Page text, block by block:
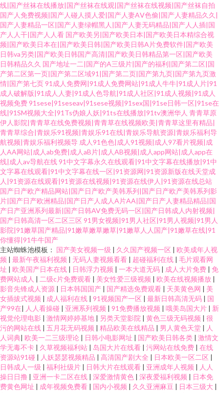
线|国产丝袜在线播放|国产丝袜在线观|国产丝袜在线视频|国产丝袜自拍
国产人免费视频|国产人碰人摸人爱|国产人妻AⅤ色偷|国产人妻精品久久|
国产人妻精品一区|国产人妻绿帽黑人|国产人妻无码精品|国产人人插|国
产人人干|国产人人看 国产欧美另|国产欧美日本|国产欧美日本精综合视
频|国产欧美日本在|国产欧美日韩|国产欧美日韩A片免费软件|国产欧美
日韩va另类|国产欧美日韩国产高清|国产欧美日韩精品第一区|国产欧美
日韩精品久久 国产地址一二|国产的A三级片|国产的福利|国产第二区|国
产第二区第一页|国产第二区域91|国产第二页|国产第九页|国产第九页激
情|国产第七页91成人免费网|91成人免费网站|91成人牛牛|91成人片|91
成人破解版|91成人人妻|91成人色导航|91成人社区|91成人视频|91成人
视频免费91sese|91seseav|91sese视频|91sex国|91se日韩一区|91se在
线|91SM视频大全|91Ts伪娘人妖|91ts在线播放|91tv澳洲华人 青青草原
伊人影院|青青草在线免费视频|青青草在线视频欧美|青青草这里有精品|
青青草综合|青娱乐91视频|青娱乐91在线|青娱乐导航资源|青娱乐福利导
航视频|青娱乐福利视频导 成人91色色|成人91视频|成人97看片视频|成
人AA网站|成人ab免费|成人aB片|成人AB视频|成人app网站|成人app在
线|成人av导航在线91中文字幕永久在线观看|91中文字幕在线播放|91中
文字幕在线观看|91中文字幕在线一区|91资源网|91资源新版在线天堂成
人|91资源在线观看|91资源在线视频|91资源在线伊人|91资源在线总站
国产日产欧产精品网站|国产日产欧产美韩系列|国产日产欧产美韩系列影
片|国产日产欧洲精品|国产日产人成人A片AA|国产日产人妻精品精品|国
产日产亚洲系列最新|国产日韩AV免费无码一区|国产日韩成人内射视频|
国产日韩高清一区二区三区 91男女视频|91男人社区|91男人视频|91男人
影院|91嫩草国产精品|91嫩草嫩草嫩草|91嫩草人人国产|91嫩草在线|91
你懂得|91牛牛国产
主站蜘蛛池模板： 国产美女视频一级 | 久久国产视频一区 | 欧美成年人视
频 | 最新午夜福利视频 | 无码人妻视频看看 | 超碰福利在线 | 毛片观看网
址 | 欧美国产日本在线 | 日韩浮力视频 | 一本大道无码 | 成人大片免费 | 免
费网站成人 | 二级c片免费观看 | 美女性爱三级视频 | 欧美在线视频播放 |
影音先锋成人资源 | 日本韩国国产 | 国产精选免费观看 | 天美黄色网 | 美
女插拔式视频 | 成人福利在线 | 91视频国产一区 | 最新日韩高清无码 | 国
产99在| 人人看操碰 | 亚洲系列视频 | 91免费播放视频 | 哦美岛国大片 | 新
视觉伦理电影 | 激情网婷婷基地 | 另类天堂影院 | 黄色三级无码视频 | 很
污的网站在线 | 五月花无码视频 | 精品欧美在线精品 | 男人黄色天堂 | 人
人词典| 欧美一二三级理论 | 日韩小电影网址 | 国产欧美日韩各类 | 激情文
学无毒不卡 | 久草视频福利站 | 岛国大片在线看 | 污网站在线免费 | 在线
资源站91碰 | 人妖瑟瑟视频精品 | 高清国产剧大全 | 日本欧美一区二区 |
日韩成人一级 | 福利社级片 | 日韩大片在线观看 | 亚洲成年人视频 | 人人
操日日撸 | 亚洲一卡二区在线 | 深爱激情黄色 | 深夜爱福利视频 | 日本免
费黄色网址 | 成年视频免费看 | 国内小视频 | 久久亚洲麻豆 | 日本三级大 |